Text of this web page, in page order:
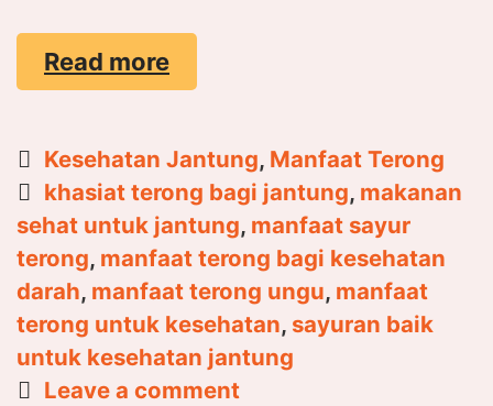
Read more5
Manfaat
untuk
Kesehatan
Jantung
yang
Sehat
Categories
Kesehatan Jantung, Manfaat Terong
Tags
khasiat terong bagi jantung, makanan
sehat untuk jantung, manfaat sayur
terong, manfaat terong bagi kesehatan
darah, manfaat terong ungu, manfaat
terong untuk kesehatan, sayuran baik
untuk kesehatan jantung
Leave a comment